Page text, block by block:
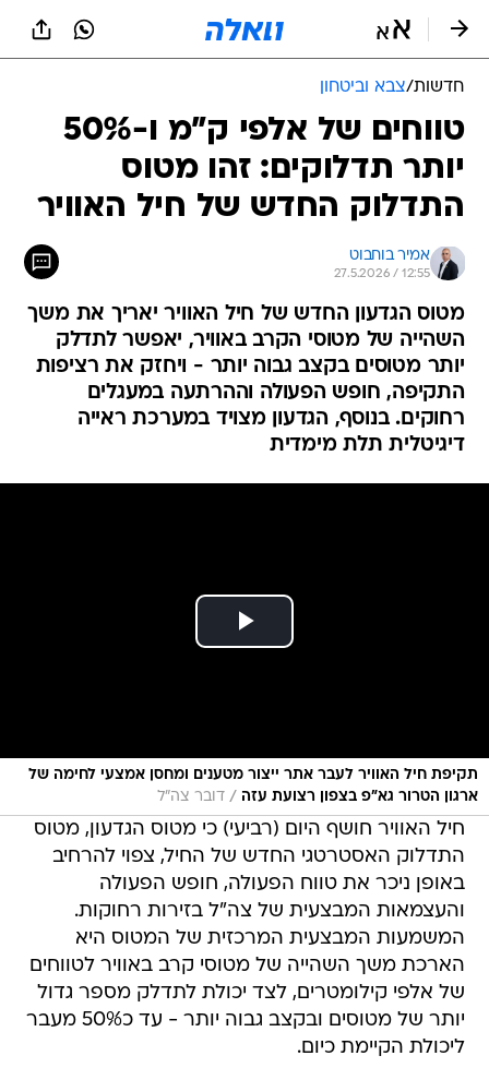
חדשות/צבא וביטחון
טווחים של אלפי ק"מ ו-50%
יותר תדלוקים: זהו מטוס
התדלוק החדש של חיל האוויר
אמיר בוחבוט
27.5.2026 / 12:55
מטוס הגדעון החדש של חיל האוויר יאריך את משך
השהייה של מטוסי הקרב באוויר, יאפשר לתדלק
יותר מטוסים בקצב גבוה יותר - ויחזק את רציפות
התקיפה, חופש הפעולה וההרתעה במעגלים
רחוקים. בנוסף, הגדעון מצויד במערכת ראייה
דיגיטלית תלת מימדית
תקיפת חיל האוויר לעבר אתר ייצור מטענים ומחסן אמצעי לחימה של
ארגון הטרור גא"פ בצפון רצועת עזה / דובר צה"ל
חיל האוויר חושף היום (רביעי) כי מטוס הגדעון, מטוס
התדלוק האסטרטגי החדש של החיל, צפוי להרחיב
באופן ניכר את טווח הפעולה, חופש הפעולה
והעצמאות המבצעית של צה"ל בזירות רחוקות.
המשמעות המבצעית המרכזית של המטוס היא
הארכת משך השהייה של מטוסי קרב באוויר לטווחים
של אלפי קילומטרים, לצד יכולת לתדלק מספר גדול
יותר של מטוסים ובקצב גבוה יותר - עד כ50% מעבר
ליכולת הקיימת כיום.